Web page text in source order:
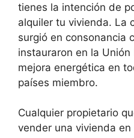
tienes la intención de
alquiler tu vivienda. La
surgió en consonancia
instauraron en la
mejora energética en
países miembro.
Cualquier propietario
vender una vivienda